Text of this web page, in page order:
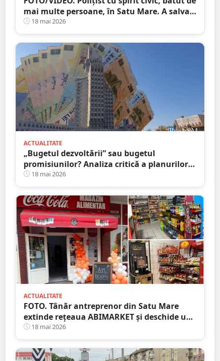
mai multe persoane, în Satu Mare. A salvat
un copil
18 mai 2026
ACTUALITATE
„Bugetul dezvoltării” sau bugetul
promisiunilor? Analiza critică a planurilor
CJ Satu Mare pentru 2026
18 mai 2026
ACTUALITATE
FOTO. Tânăr antreprenor din Satu Mare
extinde rețeaua ABIMARKET și deschide un
nou magazin pe Calea Traian
18 mai 2026